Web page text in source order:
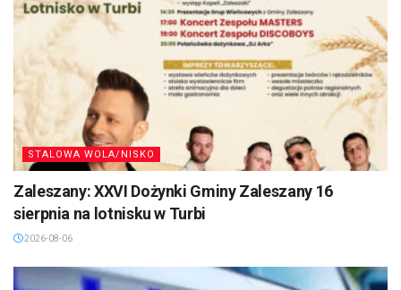
STALOWA WOLA/NISKO
Zaleszany: XXVI Dożynki Gminy Zaleszany 16
sierpnia na lotnisku w Turbi
2026-08-06